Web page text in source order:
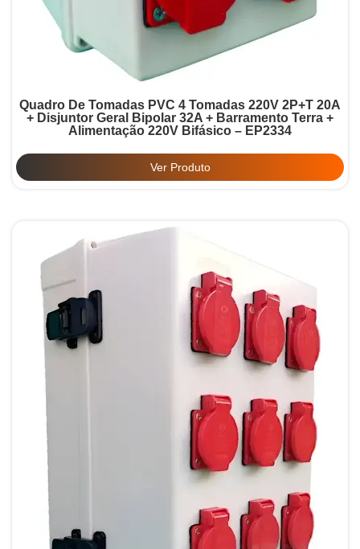
Quadro De Tomadas PVC 4 Tomadas 220V 2P+T 20A
+ Disjuntor Geral Bipolar 32A + Barramento Terra +
Alimentação 220V Bifásico – EP2334
Ver Produto